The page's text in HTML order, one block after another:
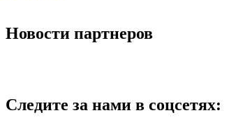
Новости партнеров
Следите за нами в соцсетях: